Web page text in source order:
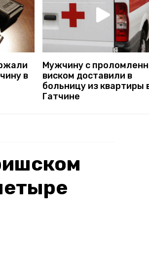
в
Мужчину с
виском доставили в
больницу из квартиры
Гатчине